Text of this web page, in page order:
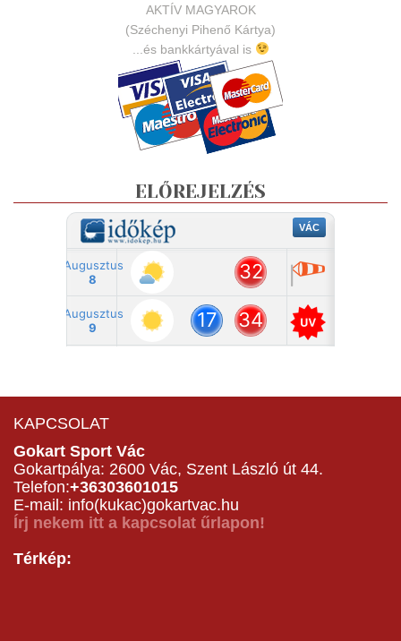
AKTÍV MAGYAROK
(Széchenyi Pihenő Kártya)
...és bankkártyával is
ELŐREJELZÉS
KAPCSOLAT
Gokart Sport Vác
Gokartpálya: 2600 Vác, Szent László út 44.
Telefon:+36303601015
E-mail: info(kukac)gokartvac.hu
Írj nekem itt a kapcsolat űrlapon!
Térkép: